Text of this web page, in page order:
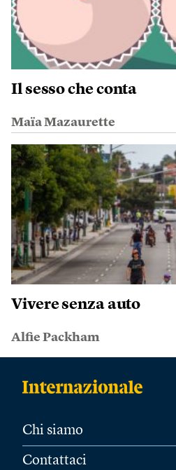
Il sesso che conta
Maïa Mazaurette
Vivere senza auto
Alfie Packham
Chi siamo
Contattaci